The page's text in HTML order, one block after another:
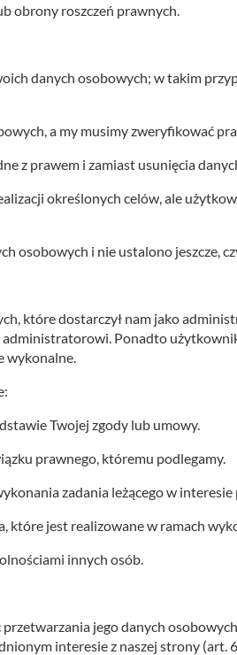
obrony roszczeń prawnych.
danych osobowych; w takim
a my musimy zweryfikować
z prawem i zamiast usunięcia
określonych celów, ale
osobowych i nie ustalono jeszcze,
które dostarczył nam jako
Ponadto
wykonalne.
Twojej zgody lub umowy.
prawnego, któremu podlegamy.
zadania leżącego w interesie
które jest realizowane w ramach
innych osób.
jego danych
interesie z naszej strony